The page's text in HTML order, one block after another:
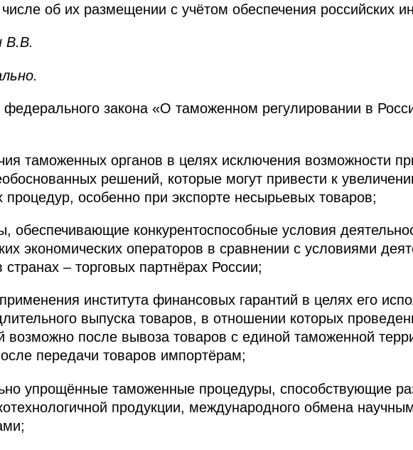
об их размещении с учётом обеспечения российских
В.В.
закона «О таможенном регулировании в
таможенных органов в целях исключения возможности
решений, которые могут привести к
особенно при экспорте несырьевых товаров;
обеспечивающие конкурентоспособные условия
экономических операторов в сравнении с условиями
странах – торговых партнёрах России;
института финансовых гарантий в целях его
выпуска товаров, в отношении которых
возможно после вывоза товаров с единой таможенной
передачи товаров импортёрам;
упрощённые таможенные процедуры, способствующие
продукции, международного обмена